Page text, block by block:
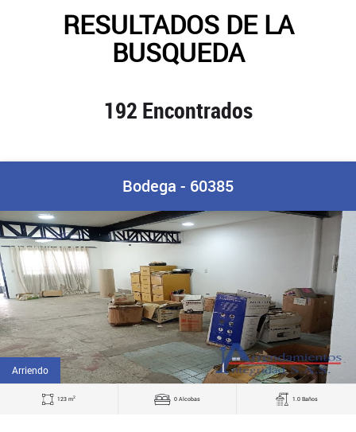
RESULTADOS DE LA
BUSQUEDA
192 Encontrados
Bodega - 60385
Arriendo
123 m2 0 Alcobas 1.0 Baños